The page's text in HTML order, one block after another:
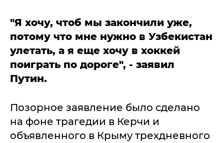
"Я хочу, чтоб мы закончили уже,
потому что мне нужно в Узбекистан
улетать, а я еще хочу в хоккей
поиграть по дороге", - заявил
Путин.
Позорное заявление было сделано
на фоне трагедии в Керчи и
объявленного в Крыму трехдневного